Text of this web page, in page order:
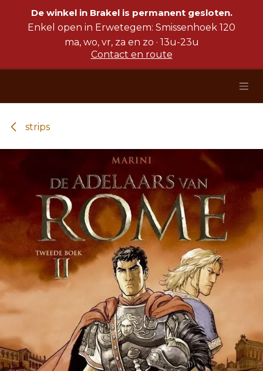
Overslaan naar inhoud
De winkel in Brakel is permanent gesloten.
Enkel open in Erwetegem: Smissenhoek 120
ma, wo, vr, za en zo · 13u-23u
Contact en route
strips